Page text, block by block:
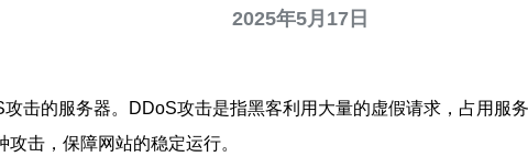
2025年5月17日
击的服务器。DDoS攻击是指黑客利用大量的虚假请求，占用服
击，保障网站的稳定运行。